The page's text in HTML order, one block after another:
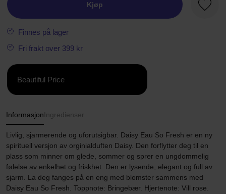
Kjøp
Finnes på lager
Fri frakt over 399 kr
Beautiful Price
Informasjon Ingredienser
Livlig, sjarmerende og uforutsigbar. Daisy Eau So Fresh er en ny
spirituell versjon av orginialduften Daisy. Den forflytter deg til en
plass som minner om glede, sommer og sprer en ungdommelig
følelse av enkelhet og friskhet. Den er lysende, elegant og full av
sjarm. La deg fanges på en eng med blomster sammens med
Daisy Eau So Fresh. Toppnote: Bringebær. Hjertenote: Vill rose.